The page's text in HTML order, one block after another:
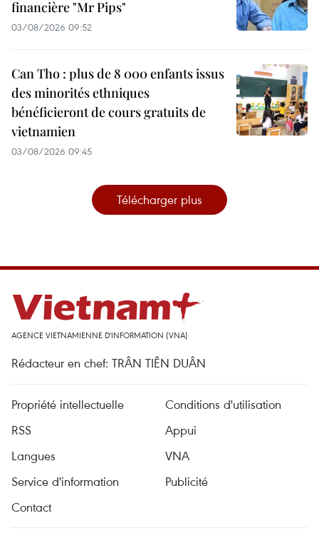
financière "Mr Pips"
03/08/2026 09:52
Can Tho : plus de 8 000 enfants issus
des minorités ethniques
bénéficieront de cours gratuits de
vietnamien
03/08/2026 09:45
Télécharger plus
AGENCE VIETNAMIENNE D'INFORMATION (VNA)
Rédacteur en chef: TRÂN TIÊN DUÂN
Propriété intellectuelle
Conditions d'utilisation
RSS
Appui
Langues
VNA
Service d'information
Publicité
Contact